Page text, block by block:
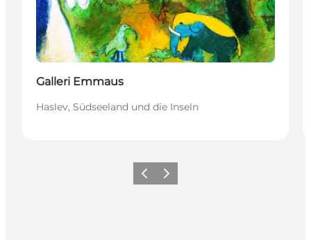
Galleri Emmaus
Haslev, Südseeland und die Inseln
ZurückWeiter